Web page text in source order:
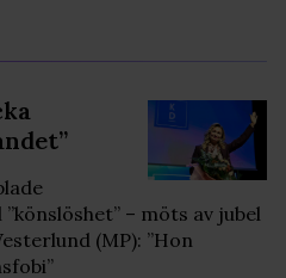
– möts av jubel
(MP): ”Hon